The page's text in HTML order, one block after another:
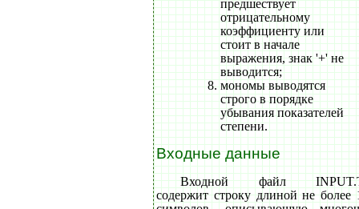
предшествует
отрицательному
коэффициенту или
стоит в начале
выражения, знак '+' не
выводится;
мономы выводятся
строго в порядке
убывания показателей
степени.
Входные данные
Входной файл
содержит строку длиной не более